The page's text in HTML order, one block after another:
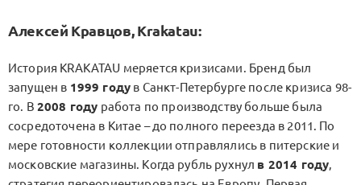
Алексей Кравцов, Krakatau:
История KRAKATAU меряется кризисами. Бренд был
запущен в 1999 году в Санкт-Петербурге после кризиса 98-
го. В 2008 году работа по производству больше была
сосредоточена в Китае – до полного переезда в 2011. По
мере готовности коллекции отправлялись в питерские и
московские магазины. Когда рубль рухнул в 2014 году,